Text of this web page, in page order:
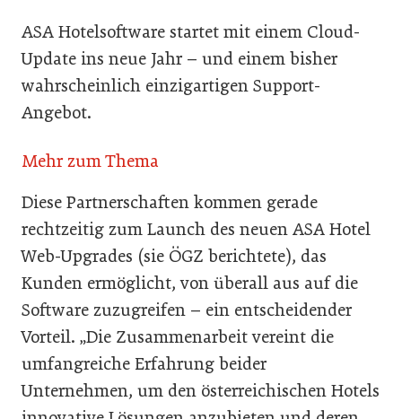
ASA Hotelsoftware startet mit einem Cloud-
Update ins neue Jahr – und einem bisher
wahrscheinlich einzigartigen Support-
Angebot.
Mehr zum Thema
Diese Partnerschaften kommen gerade
rechtzeitig zum Launch des neuen ASA Hotel
Web-Upgrades (sie ÖGZ berichtete), das
Kunden ermöglicht, von überall aus auf die
Software zuzugreifen – ein entscheidender
Vorteil. „Die Zusammenarbeit vereint die
umfangreiche Erfahrung beider
Unternehmen, um den österreichischen Hotels